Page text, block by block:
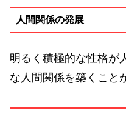
人間関係の発展
明るく積極的な性格が
な人間関係を築くこと